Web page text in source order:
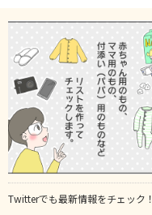
Twitterでも最新情報をチェック！